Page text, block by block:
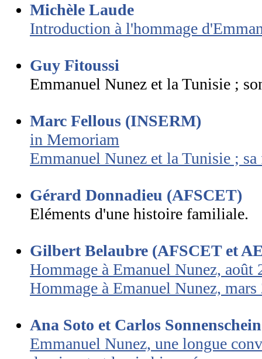
Michèle Laude
Introduction à l'hommage
Guy Fitoussi
Emmanuel Nunez et la Tunisie ;
Marc Fellous (INSERM)
in Memoriam
Emmanuel Nunez et la Tunisie ;
Gérard Donnadieu (AFSCET)
Eléments d'une histoire familiale.
Gilbert Belaubre (AFSCET et
Hommage à Emanuel Nunez, août
Hommage à Emanuel Nunez, mars
Ana Soto et Carlos
Emmanuel Nunez, une longue